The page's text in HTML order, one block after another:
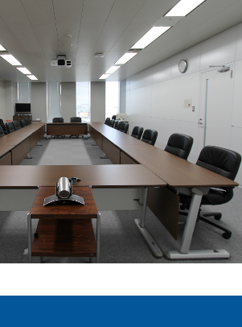
COLUMN
FAQ よくあるご質問
無料相談・お問い合わせ
オフィスデザイン/費用の
シミュレーション